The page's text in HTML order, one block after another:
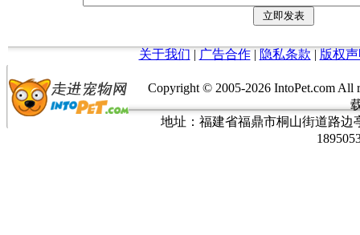
关于我们 | 广告合作| 隐私条款 | 版权
Copyright © 2005-2026 IntoPet.com
地址：福建省福鼎市桐山街道路边